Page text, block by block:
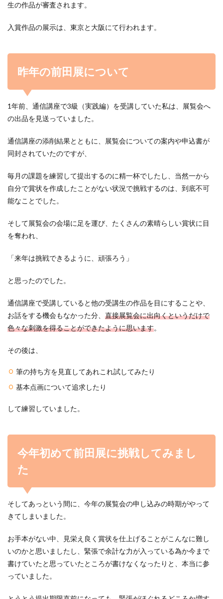
生の作品が審査されます。
入賞作品の展示は、東京と大阪にて行われます。
昨年の前田展について
1年前、通信講座で3級（実践編）を受講していた私は、展覧会へ
の出品を見送っていました。
通信講座の添削結果とともに、展覧会についての案内や申込書が
同封されていたのですが、
毎月の課題を練習して提出するのに精一杯でしたし、当然一から
自分で賞状を作成したことがない状況で挑戦するのは、到底不可
能なことでした。
そして展覧会の会場に足を運び、たくさんの素晴らしい賞状に目
を奪われ、
「来年は挑戦できるように、頑張ろう」
と思ったのでした。
通信講座で受講していると他の受講生の作品を目にすることや、
お話をする機会もなかった分、 直接展覧会に出向くというだけで
色々な刺激を得ることができたように思います。
その後は、
筆の持ち方を見直してあれこれ試してみたり
基本点画について追求したり
して練習していました。
今年初めて前田展に挑戦してみまし
た
そしてあっという間に、今年の展覧会の申し込みの時期がやって
きてしまいました。
お手本がない中、見栄え良く賞状を仕上げることがこんなに難し
いのかと思いましたし、緊張で余計な力が入っている為か今まで
書けていたと思っていたところが書けなくなったりと、本当に参
っていました。